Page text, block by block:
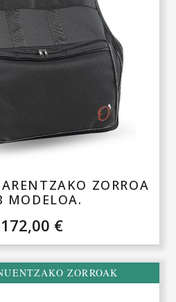
ZORROA
MODELOA.
172,00 €
ZORROAK